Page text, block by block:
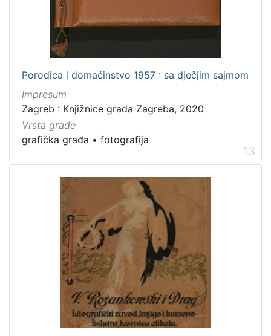
Porodica i domaćinstvo 1957 : sa dječjim sajmom
Impresum
Zagreb : Knjižnice grada Zagreba, 2020
Vrsta građe
grafička građa • fotografija
13